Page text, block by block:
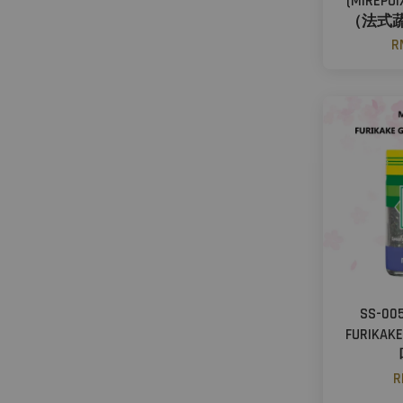
（法式
SS-